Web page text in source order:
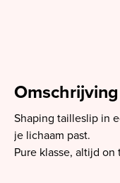
Omschrijving
Shaping tailleslip in
je lichaam past.
Pure klasse, altijd on